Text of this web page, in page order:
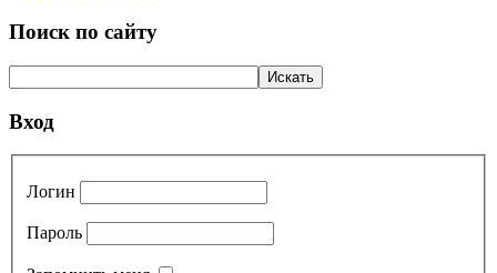
Поиск по сайту
Вход
Логин
Пароль